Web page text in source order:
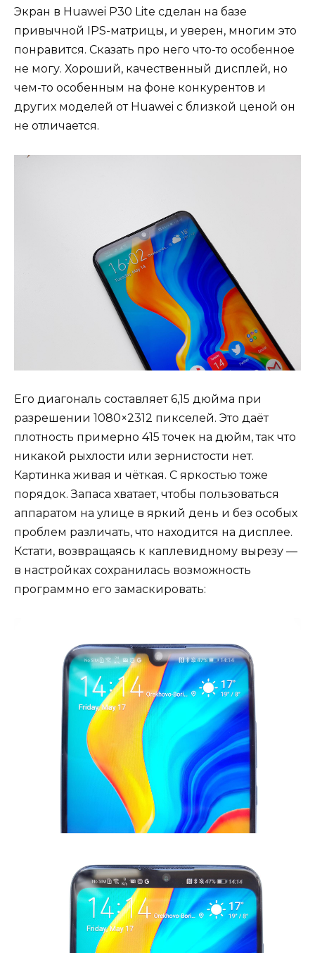
Экран в Huawei P30 Lite сделан на базе
привычной IPS-матрицы, и уверен, многим это
понравится. Сказать про него что-то особенное
не могу. Хороший, качественный дисплей, но
чем-то особенным на фоне конкурентов и
других моделей от Huawei с близкой ценой он
не отличается.
Его диагональ составляет 6,15 дюйма при
разрешении 1080×2312 пикселей. Это даёт
плотность примерно 415 точек на дюйм, так что
никакой рыхлости или зернистости нет.
Картинка живая и чёткая. С яркостью тоже
порядок. Запаса хватает, чтобы пользоваться
аппаратом на улице в яркий день и без особых
проблем различать, что находится на дисплее.
Кстати, возвращаясь к каплевидному вырезу —
в настройках сохранилась возможность
программно его замаскировать: